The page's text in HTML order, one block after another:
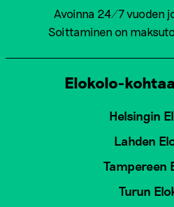
Avoinna 24/7 vuoden
Soittaminen on
Elokolo-
Helsingin
Lahden
Tampereen
Turun